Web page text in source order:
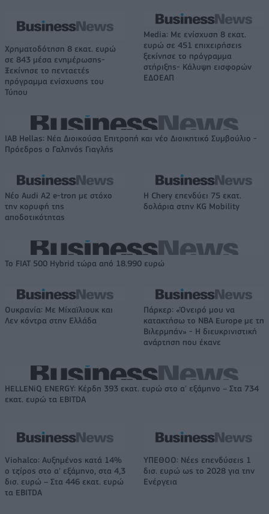
Χρηματοδότηση 8 εκατ. ευρώ
σε 843 μέσα ενημέρωσης-
Ξεκίνησε το πενταετές
πρόγραμμα ενίσχυσης του
Τύπου
Media: Με ενίσχυση 8 εκατ.
ευρώ σε 451 επιχειρήσεις
ξεκίνησε το πρόγραμμα
στήριξης- Κάλυψη εισφορών
ΕΔΟΕΑΠ
IAB Hellas: Νέα Διοικούσα Επιτροπή και νέο Διοικητικό Συμβούλιο -
Πρόεδρος ο Γαληνός Γιαγλής
Νέο Audi A2 e-tron με στόχο
την κορυφή της
αποδοτικότητας
Η Chery επενδύει 75 εκατ.
δολάρια στην KG Mobility
Το FIAT 500 Hybrid τώρα από 18.990 ευρώ
Ουκρανία: Με Μίχαϊλιουκ και
Λεν κόντρα στην Ελλάδα
Πάρκερ: «Όνειρό μου να
κατακτήσω το ΝΒΑ Europe με τη
Βιλερμπάν» - Η διευκρινιστική
ανάρτηση που έκανε
HELLENiQ ENERGY: Κέρδη 393 εκατ. ευρώ στο α' εξάμηνο – Στα 734
εκατ. ευρώ τα EBITDA
Viohalco: Αυξημένος κατά 14%
ο τζίρος στο α' εξάμηνο, στα 4,3
δισ. ευρώ – Στα 446 εκατ. ευρώ
τα EBITDA
ΥΠΕΘΟΟ: Νέες επενδύσεις 1
δισ. ευρώ ως το 2028 για την
Ενέργεια